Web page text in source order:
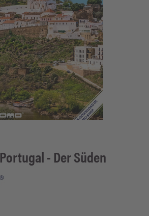
Portugal - Der Süden